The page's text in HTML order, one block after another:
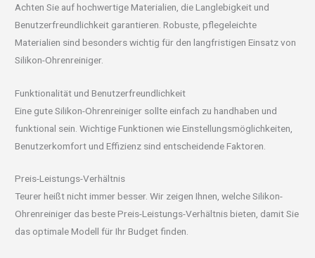
Achten Sie auf hochwertige Materialien, die Langlebigkeit und
Benutzerfreundlichkeit garantieren. Robuste, pflegeleichte
Materialien sind besonders wichtig für den langfristigen Einsatz von
Silikon-Ohrenreiniger.
Funktionalität und Benutzerfreundlichkeit
Eine gute Silikon-Ohrenreiniger sollte einfach zu handhaben und
funktional sein. Wichtige Funktionen wie Einstellungsmöglichkeiten,
Benutzerkomfort und Effizienz sind entscheidende Faktoren.
Preis-Leistungs-Verhältnis
Teurer heißt nicht immer besser. Wir zeigen Ihnen, welche Silikon-
Ohrenreiniger das beste Preis-Leistungs-Verhältnis bieten, damit Sie
das optimale Modell für Ihr Budget finden.